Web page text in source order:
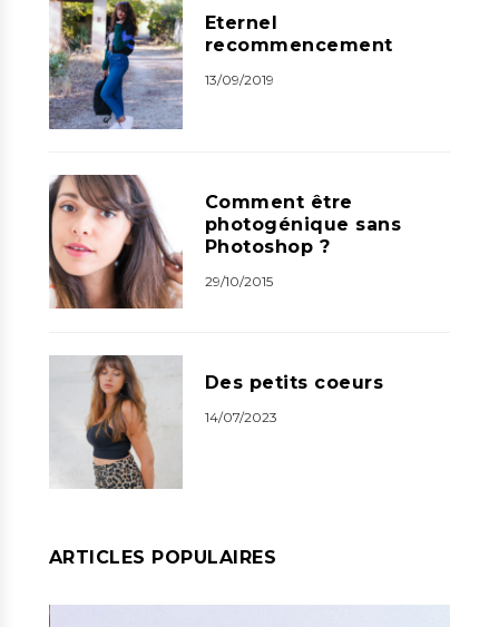
Eternel
recommencement
13/09/2019
Comment être
photogénique sans
Photoshop ?
29/10/2015
Des petits coeurs
14/07/2023
ARTICLES POPULAIRES